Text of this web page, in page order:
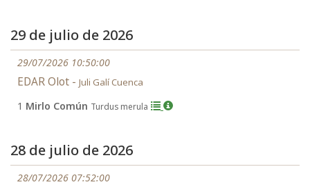
29 de julio de 2026
29/07/2026 10:50:00
EDAR Olot - Juli Galí Cuenca
1 Mirlo Común Turdus merula
28 de julio de 2026
28/07/2026 07:52:00